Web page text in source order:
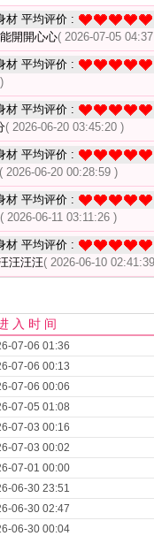
材 平均评价 :
開開心心( 2026-07-05
材 平均评价 :
材 平均评价 :
( 2026-06-20 03:45:20 )
材 平均评价 :
( 2026-06-20 00:28:59 )
材 平均评价 :
( 2026-06-11 03:11:26 )
材 平均评价 :
汪汪汪( 2026-06-10
入 时 间
07-06 01:36
07-06 00:13
07-06 00:06
07-05 01:08
07-03 00:16
07-03 00:02
07-01 00:00
06-30 23:51
06-30 02:47
06-30 00:04